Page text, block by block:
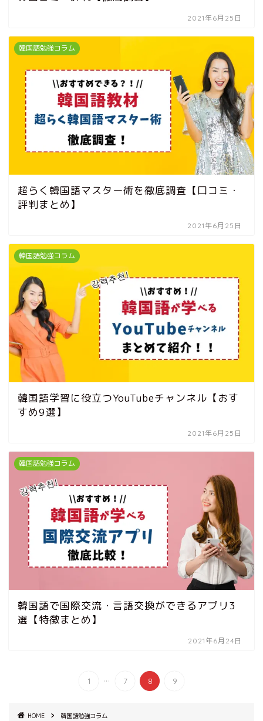
2021年6月25日
韓国語勉強コラム
超らく韓国語マスター術を徹底調査【口コミ・
評判まとめ】
2021年6月25日
韓国語勉強コラム
韓国語学習に役立つYouTubeチャンネル【おす
すめ9選】
2021年6月25日
韓国語勉強コラム
韓国語で国際交流・言語交換ができるアプリ3
選【特徴まとめ】
2021年6月24日
1 ... 7 8 9
HOME 韓国語勉強コラム